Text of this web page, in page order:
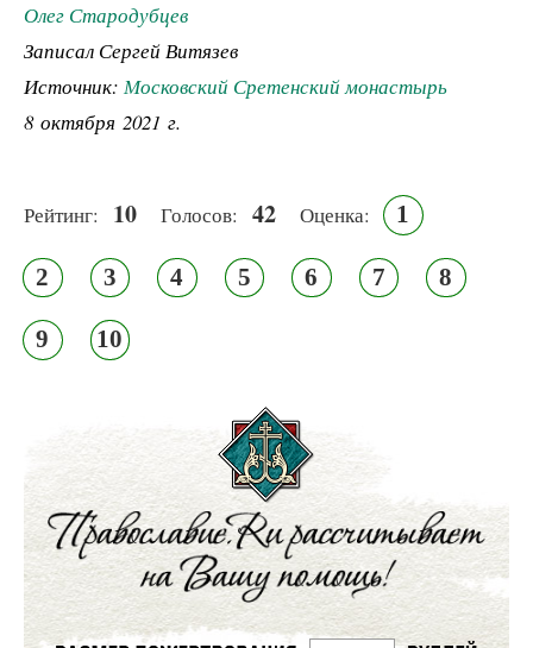
Олег Стародубцев
Записал Сергей Витязев
Источник: Московский Сретенский монастырь
8 октября 2021 г.
Рейтинг: 10 Голосов: 42 Оценка: 1
2 3 4 5 6 7 8
9 10